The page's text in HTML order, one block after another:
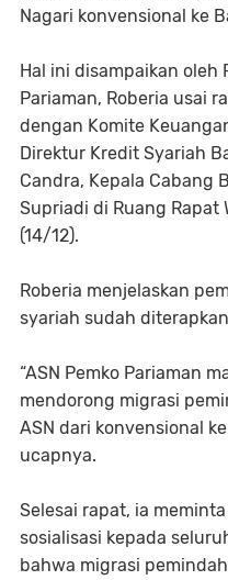
Nagari konvensional ke
Hal ini disampaikan oleh
Pariaman, Roberia usai
dengan Komite
Direktur Kredit Syariah
Candra, Kepala Cabang
Supriadi di Ruang Rapat
(14/12).
Roberia menjelaskan
syariah sudah
“ASN Pemko Pariaman
mendorong migrasi
ASN dari konvensional
ucapnya.
Selesai rapat, ia
sosialisasi kepada
bahwa migrasi